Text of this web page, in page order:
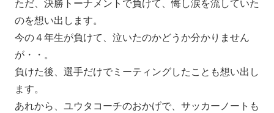
ただ、決勝トーナメントで負けて、悔し涙を流していた
のを想い出します。
今の４年生が負けて、泣いたのかどうか分かりません
が・・。
負けた後、選手だけでミーティングしたことも想い出し
ます。
あれから、ユウタコーチのおかげで、サッカーノートも